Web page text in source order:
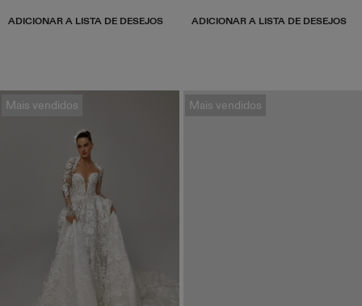
ADICIONAR A LISTA DE DESEJOS ADICIONAR A LISTA DE DESEJOS
Mais vendidos Mais vendidos